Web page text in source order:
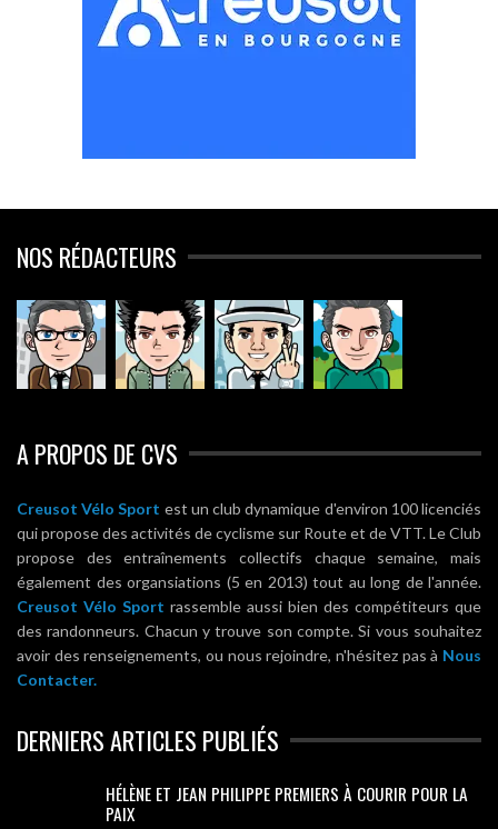
NOS RÉDACTEURS
A PROPOS DE CVS
Creusot Vélo Sport est un club dynamique d'environ 100 licenciés
qui propose des activités de cyclisme sur Route et de VTT. Le Club
propose des entraînements collectifs chaque semaine, mais
également des organsiations (5 en 2013) tout au long de l'année.
Creusot Vélo Sport rassemble aussi bien des compétiteurs que
des randonneurs. Chacun y trouve son compte. Si vous souhaitez
avoir des renseignements, ou nous rejoindre, n'hésitez pas à Nous
Contacter.
DERNIERS ARTICLES PUBLIÉS
HÉLÈNE ET JEAN PHILIPPE PREMIERS À COURIR POUR LA
PAIX